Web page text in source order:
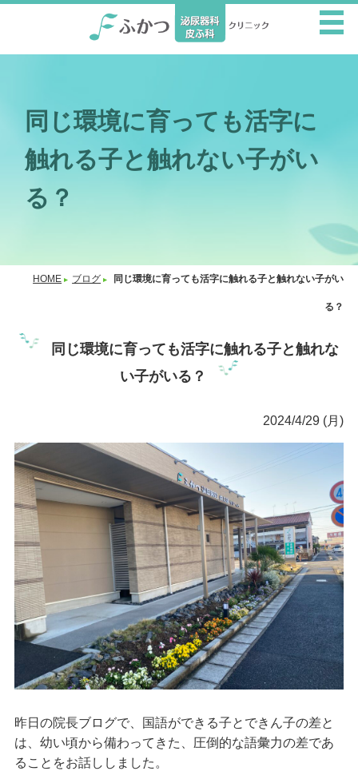
同じ環境に育っても活字に
触れる子と触れない子がい
る？
HOME ブログ 同じ環境に育っても活字に触れる子と触れない子がい
る？
同じ環境に育っても活字に触れる子と触れな
い子がいる？
2024/4/29 (月)
昨日の院長ブログで、国語ができる子とできん子の差と
は、幼い頃から備わってきた、圧倒的な語彙力の差であ
ることをお話ししました。